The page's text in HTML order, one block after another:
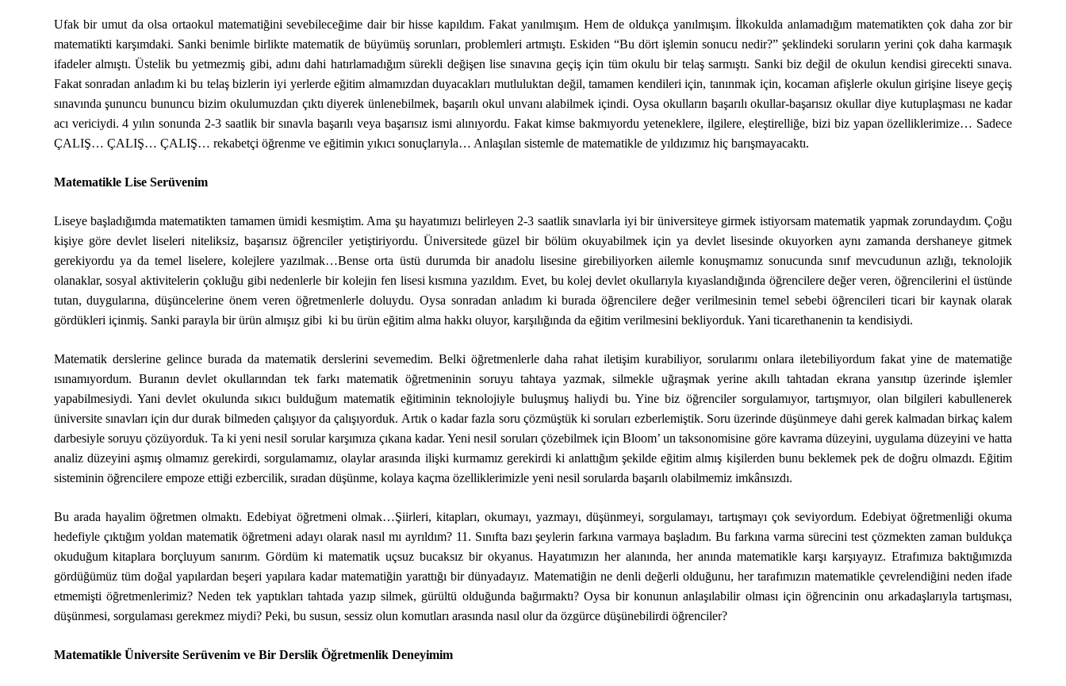
Ufak bir umut da olsa ortaokul matematiğini sevebileceğime dair bir hisse kapıldım. Fakat yanılmışım. Hem de oldukça yanılmışım. İlkokulda anlamadığım matematikten çok daha zor bir
matematikti karşımdaki. Sanki benimle birlikte matematik de büyümüş sorunları, problemleri artmıştı. Eskiden “Bu dört işlemin sonucu nedir?” şeklindeki soruların yerini çok daha karmaşık
ifadeler almıştı. Üstelik bu yetmezmiş gibi, adını dahi hatırlamadığım sürekli değişen lise sınavına geçiş için tüm okulu bir telaş sarmıştı. Sanki biz değil de okulun kendisi girecekti sınava.
Fakat sonradan anladım ki bu telaş bizlerin iyi yerlerde eğitim almamızdan duyacakları mutluluktan değil, tamamen kendileri için, tanınmak için, kocaman afişlerle okulun girişine liseye geçiş
sınavında şununcu bununcu bizim okulumuzdan çıktı diyerek ünlenebilmek, başarılı okul unvanı alabilmek içindi. Oysa okulların başarılı okullar-başarısız okullar diye kutuplaşması ne kadar
acı vericiydi. 4 yılın sonunda 2-3 saatlik bir sınavla başarılı veya başarısız ismi alınıyordu. Fakat kimse bakmıyordu yeteneklere, ilgilere, eleştirelliğe, bizi biz yapan özelliklerimize… Sadece
ÇALIŞ… ÇALIŞ… ÇALIŞ… rekabetçi öğrenme ve eğitimin yıkıcı sonuçlarıyla… Anlaşılan sistemle de matematikle de yıldızımız hiç barışmayacaktı.
Matematikle Lise Serüvenim
Liseye başladığımda matematikten tamamen ümidi kesmiştim. Ama şu hayatımızı belirleyen 2-3 saatlik sınavlarla iyi bir üniversiteye girmek istiyorsam matematik yapmak zorundaydım. Çoğu
kişiye göre devlet liseleri niteliksiz, başarısız öğrenciler yetiştiriyordu. Üniversitede güzel bir bölüm okuyabilmek için ya devlet lisesinde okuyorken aynı zamanda dershaneye gitmek
gerekiyordu ya da temel liselere, kolejlere yazılmak…Bense orta üstü durumda bir anadolu lisesine girebiliyorken ailemle konuşmamız sonucunda sınıf mevcudunun azlığı, teknolojik
olanaklar, sosyal aktivitelerin çokluğu gibi nedenlerle bir kolejin fen lisesi kısmına yazıldım. Evet, bu kolej devlet okullarıyla kıyaslandığında öğrencilere değer veren, öğrencilerini el üstünde
tutan, duygularına, düşüncelerine önem veren öğretmenlerle doluydu. Oysa sonradan anladım ki burada öğrencilere değer verilmesinin temel sebebi öğrencileri ticari bir kaynak olarak
gördükleri içinmiş. Sanki parayla bir ürün almışız gibi ki bu ürün eğitim alma hakkı oluyor, karşılığında da eğitim verilmesini bekliyorduk. Yani ticarethanenin ta kendisiydi.
Matematik derslerine gelince burada da matematik derslerini sevemedim. Belki öğretmenlerle daha rahat iletişim kurabiliyor, sorularımı onlara iletebiliyordum fakat yine de matematiğe
ısınamıyordum. Buranın devlet okullarından tek farkı matematik öğretmeninin soruyu tahtaya yazmak, silmekle uğraşmak yerine akıllı tahtadan ekrana yansıtıp üzerinde işlemler
yapabilmesiydi. Yani devlet okulunda sıkıcı bulduğum matematik eğitiminin teknolojiyle buluşmuş haliydi bu. Yine biz öğrenciler sorgulamıyor, tartışmıyor, olan bilgileri kabullenerek
üniversite sınavları için dur durak bilmeden çalışıyor da çalışıyorduk. Artık o kadar fazla soru çözmüştük ki soruları ezberlemiştik. Soru üzerinde düşünmeye dahi gerek kalmadan birkaç kalem
darbesiyle soruyu çözüyorduk. Ta ki yeni nesil sorular karşımıza çıkana kadar. Yeni nesil soruları çözebilmek için Bloom’ un taksonomisine göre kavrama düzeyini, uygulama düzeyini ve hatta
analiz düzeyini aşmış olmamız gerekirdi, sorgulamamız, olaylar arasında ilişki kurmamız gerekirdi ki anlattığım şekilde eğitim almış kişilerden bunu beklemek pek de doğru olmazdı. Eğitim
sisteminin öğrencilere empoze ettiği ezbercilik, sıradan düşünme, kolaya kaçma özelliklerimizle yeni nesil sorularda başarılı olabilmemiz imkânsızdı.
Bu arada hayalim öğretmen olmaktı. Edebiyat öğretmeni olmak…Şiirleri, kitapları, okumayı, yazmayı, düşünmeyi, sorgulamayı, tartışmayı çok seviyordum. Edebiyat öğretmenliği okuma
hedefiyle çıktığım yoldan matematik öğretmeni adayı olarak nasıl mı ayrıldım? 11. Sınıfta bazı şeylerin farkına varmaya başladım. Bu farkına varma sürecini test çözmekten zaman buldukça
okuduğum kitaplara borçluyum sanırım. Gördüm ki matematik uçsuz bucaksız bir okyanus. Hayatımızın her alanında, her anında matematikle karşı karşıyayız. Etrafımıza baktığımızda
gördüğümüz tüm doğal yapılardan beşeri yapılara kadar matematiğin yarattığı bir dünyadayız. Matematiğin ne denli değerli olduğunu, her tarafımızın matematikle çevrelendiğini neden ifade
etmemişti öğretmenlerimiz? Neden tek yaptıkları tahtada yazıp silmek, gürültü olduğunda bağırmaktı? Oysa bir konunun anlaşılabilir olması için öğrencinin onu arkadaşlarıyla tartışması,
düşünmesi, sorgulaması gerekmez miydi? Peki, bu susun, sessiz olun komutları arasında nasıl olur da özgürce düşünebilirdi öğrenciler?
Matematikle Üniversite Serüvenim ve Bir Derslik Öğretmenlik Deneyimim